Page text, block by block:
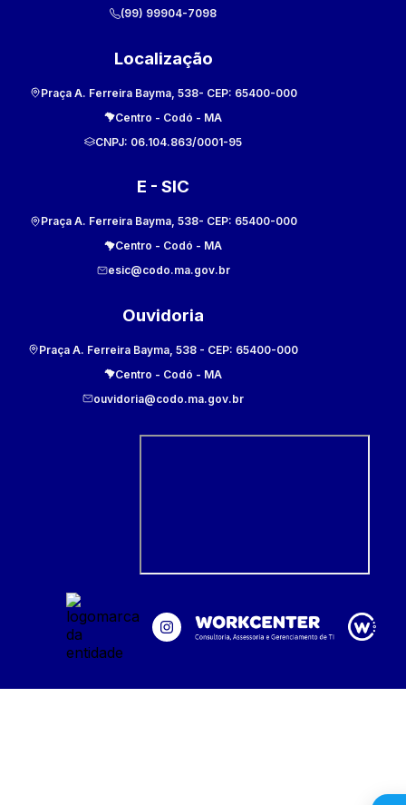
(99) 99904-7098
Localização
Praça A. Ferreira Bayma, 538- CEP: 65400-000
Centro - Codó - MA
CNPJ: 06.104.863/0001-95
E - SIC
Praça A. Ferreira Bayma, 538- CEP: 65400-000
Centro - Codó - MA
esic@codo.ma.gov.br
Ouvidoria
Praça A. Ferreira Bayma, 538 - CEP: 65400-000
Centro - Codó - MA
ouvidoria@codo.ma.gov.br